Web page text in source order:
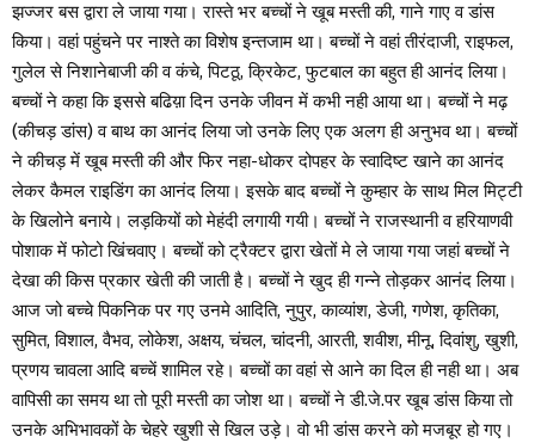
झज्जर बस द्वारा ले जाया गया। रास्ते भर बच्चों ने खूब मस्ती की, गाने गाए व डांस
किया। वहां पहुंचने पर नाश्ते का विशेष इन्तजाम था। बच्चों ने वहां तीरंदाजी, राइफल,
गुलेल से निशानेबाजी की व कंचे, पिटठू, क्रिकेट, फुटबाल का बहुत ही आनंद लिया।
बच्चों ने कहा कि इससे बढिय़ा दिन उनके जीवन में कभी नही आया था। बच्चों ने मढ़
(कीचड़ डांस) व बाथ का आनंद लिया जो उनके लिए एक अलग ही अनुभव था। बच्चों
ने कीचड़ में खूब मस्ती की और फिर नहा-धोकर दोपहर के स्वादिष्ट खाने का आनंद
लेकर कैमल राइडिंग का आनंद लिया। इसके बाद बच्चों ने कुम्हार के साथ मिल मिट्टी
के खिलोने बनाये। लड़कियों को मेहंदी लगायी गयी। बच्चों ने राजस्थानी व हरियाणवी
पोशाक में फोटो खिंचवाए। बच्चों को ट्रैक्टर द्वारा खेतों मे ले जाया गया जहां बच्चों ने
देखा की किस प्रकार खेती की जाती है। बच्चों ने खुद ही गन्ने तोड़कर आनंद लिया।
आज जो बच्चे पिकनिक पर गए उनमे आदिति, नुपुर, काव्यांश, डेजी, गणेश, कृतिका,
सुमित, विशाल, वैभव, लोकेश, अक्षय, चंचल, चांदनी, आरती, शवीश, मीनू, दिवांशु, खुशी,
प्रणय चावला आदि बच्चें शामिल रहे। बच्चों का वहां से आने का दिल ही नही था। अब
वापिसी का समय था तो पूरी मस्ती का जोश था। बच्चों ने डी.जे.पर खूब डांस किया तो
उनके अभिभावकों के चेहरे खुशी से खिल उड़े। वो भी डांस करने को मजबूर हो गए।